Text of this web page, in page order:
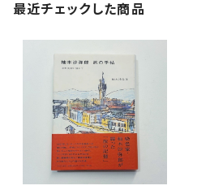
最近チェックした商品